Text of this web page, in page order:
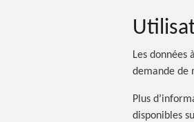
Les données
demande de
Plus
disponibles